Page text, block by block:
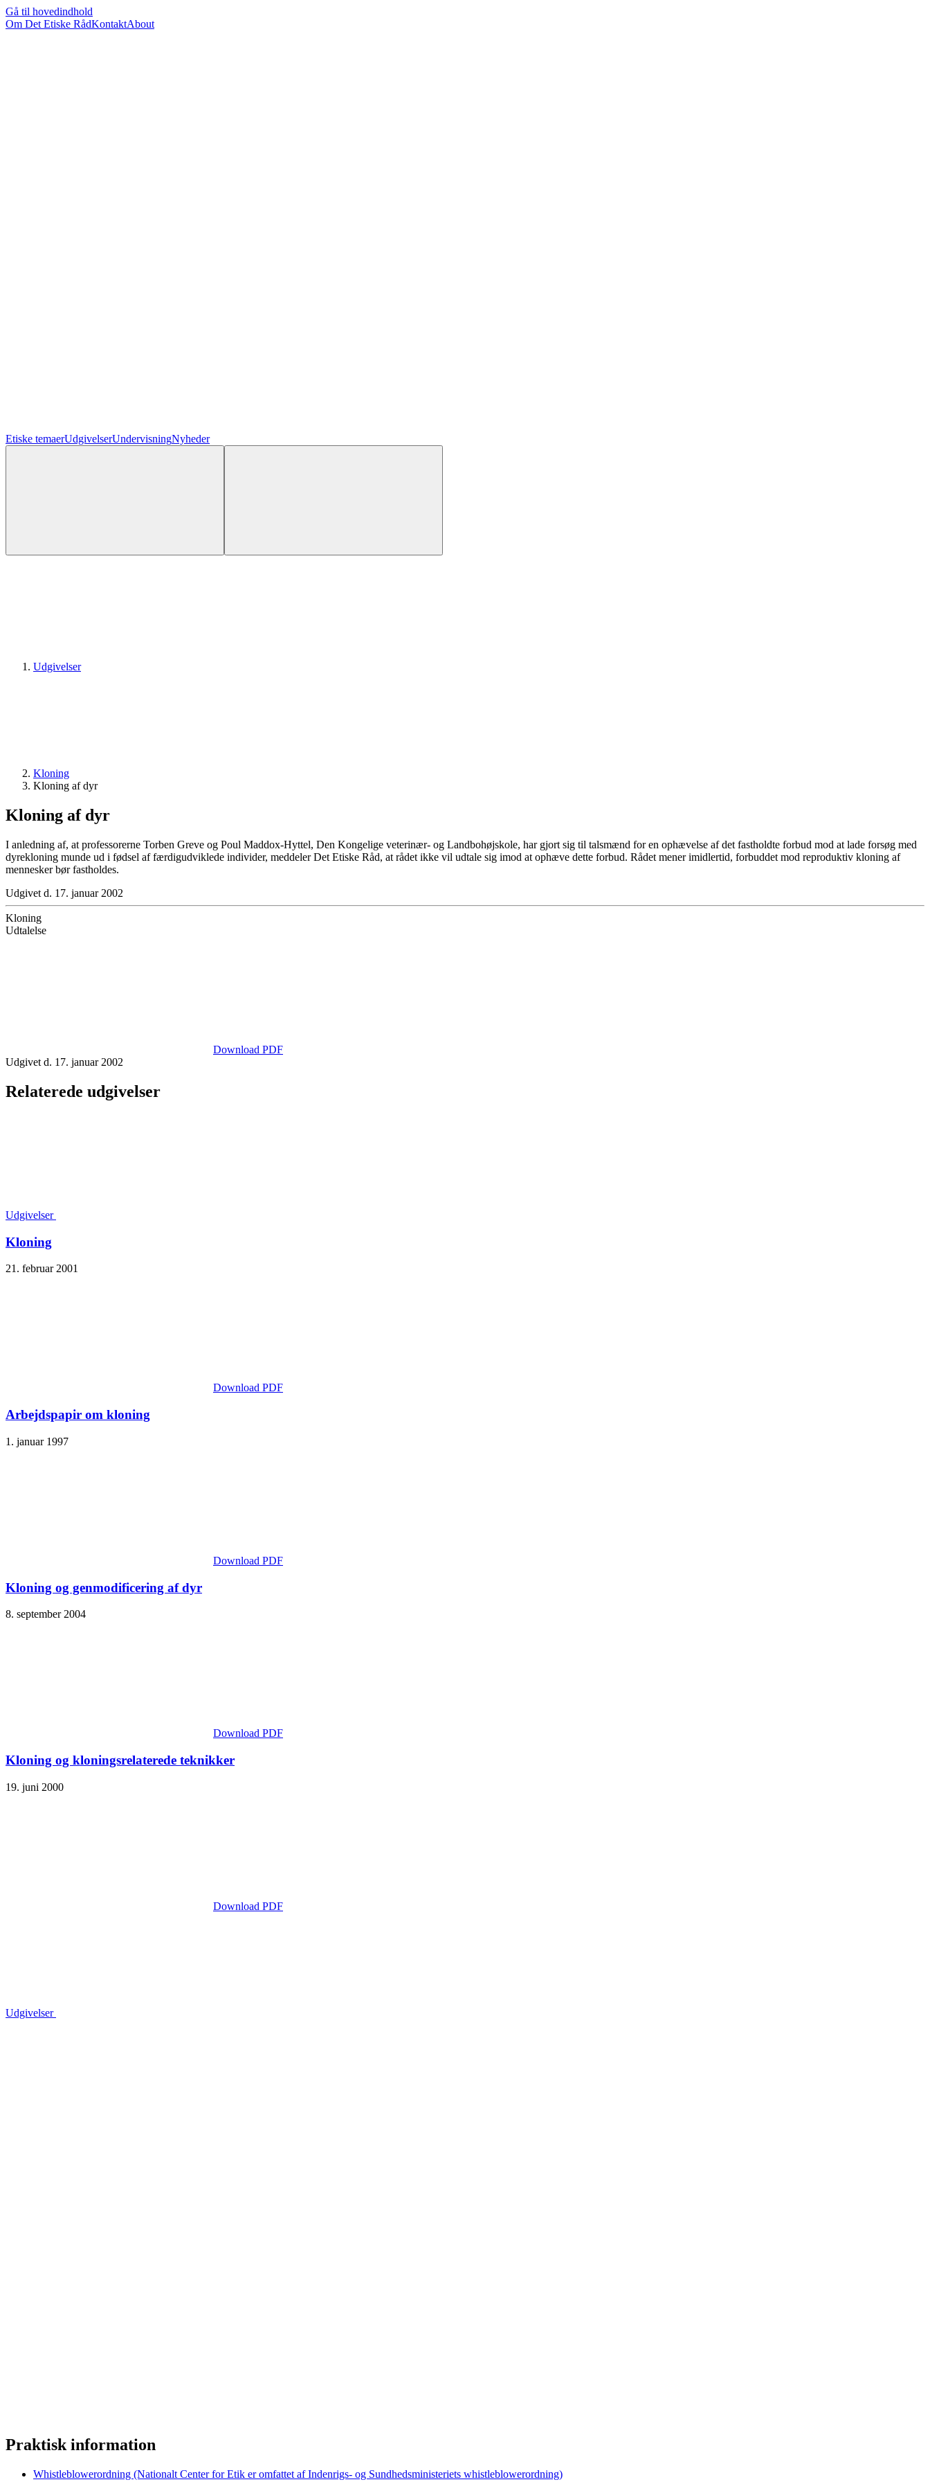
Gå til hovedindhold
Om Det Etiske RådKontaktAbout
Etiske temaerUdgivelserUndervisningNyheder
Udgivelser
Kloning
Kloning af dyr
Kloning af dyr
I anledning af, at professorerne Torben Greve og Poul Maddox-Hyttel, Den Kongelige veterinær- og Landbohøjskole, har gjort sig til talsmænd for en ophævelse af det fastholdte forbud mod at lade forsøg med
dyrekloning munde ud i fødsel af færdigudviklede individer, meddeler Det Etiske Råd, at rådet ikke vil udtale sig imod at ophæve dette forbud. Rådet mener imidlertid, forbuddet mod reproduktiv kloning af
mennesker bør fastholdes.
Udgivet d. 17. januar 2002
Kloning
Udtalelse
Download PDF
Udgivet d. 17. januar 2002
Relaterede udgivelser
Udgivelser
Kloning
21. februar 2001
Download PDF
Arbejdspapir om kloning
1. januar 1997
Download PDF
Kloning og genmodificering af dyr
8. september 2004
Download PDF
Kloning og kloningsrelaterede teknikker
19. juni 2000
Download PDF
Udgivelser
Praktisk information
Whistleblowerordning (Nationalt Center for Etik er omfattet af Indenrigs- og Sundhedsministeriets whistleblowerordning)